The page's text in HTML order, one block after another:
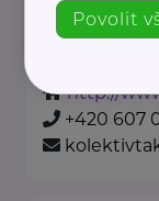
dohromady
TAK i TAK. ...
http://
+420 607
Povolit